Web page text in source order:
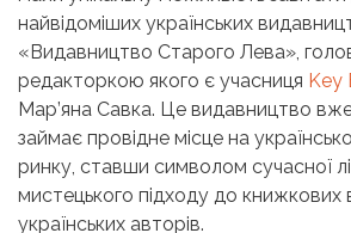
найвідоміших українських
«Видавництво Старого Лева» ,
редакторкою якого є учасниця Key
Мар’яна Савка. Це видавництво
займає провідне місце на
ринку, ставши символом сучасної
мистецького підходу до книжкових
українських авторів.